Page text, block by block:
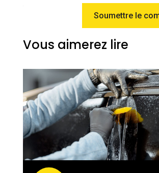
Soumettre le
Vous aimerez lire